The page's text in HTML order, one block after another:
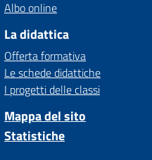
Albo online
La didattica
Offerta formativa
Le schede didattiche
I progetti delle classi
Mappa del sito
Statistiche